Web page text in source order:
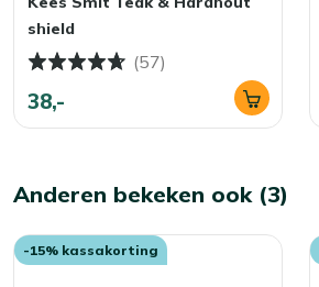
shield
(57)
38,-
Anderen bekeken ook (3)
-15% kassakorting